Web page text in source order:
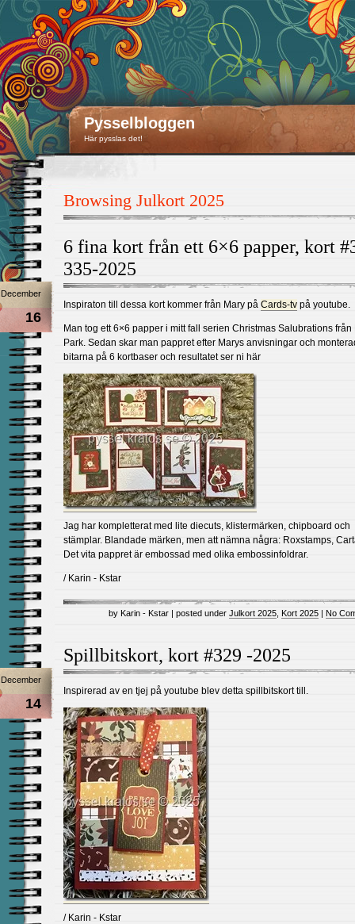
Pysselbloggen
Här pysslas det!
Browsing Julkort 2025
6 fina kort från ett 6×6 papper, kort
335-2025
December
16
Inspiraton till dessa kort kommer från Mary på Cards-tv på youtube.
Man tog ett 6×6 papper i mitt fall serien Christmas Salubrations från
Park. Sedan skar man pappret efter Marys anvisningar och
bitarna på 6 kortbaser och resultatet ser ni här
Jag har kompletterat med lite diecuts, klistermärken, chipboard och
stämplar. Blandade märken, men att nämna några: Roxstamps,
Det vita pappret är embossad med olika embossinfoldrar.
/ Karin - Kstar
by Karin - Kstar | posted under Julkort 2025 Kort 2025 | No
Spillbitskort, kort #329 -2025
December
14
Inspirerad av en tjej på youtube blev detta spillbitskort till.
/ Karin - Kstar